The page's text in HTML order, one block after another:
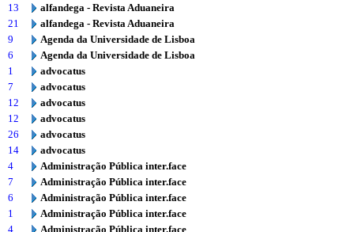
13
alfandega - Revista Aduaneira
21
alfandega - Revista Aduaneira
9
Agenda da Universidade de Lisboa
6
Agenda da Universidade de Lisboa
1
advocatus
7
advocatus
12
advocatus
12
advocatus
26
advocatus
14
advocatus
4
Administração Pública inter.face
7
Administração Pública inter.face
6
Administração Pública inter.face
1
Administração Pública inter.face
4
Administração Pública inter.face